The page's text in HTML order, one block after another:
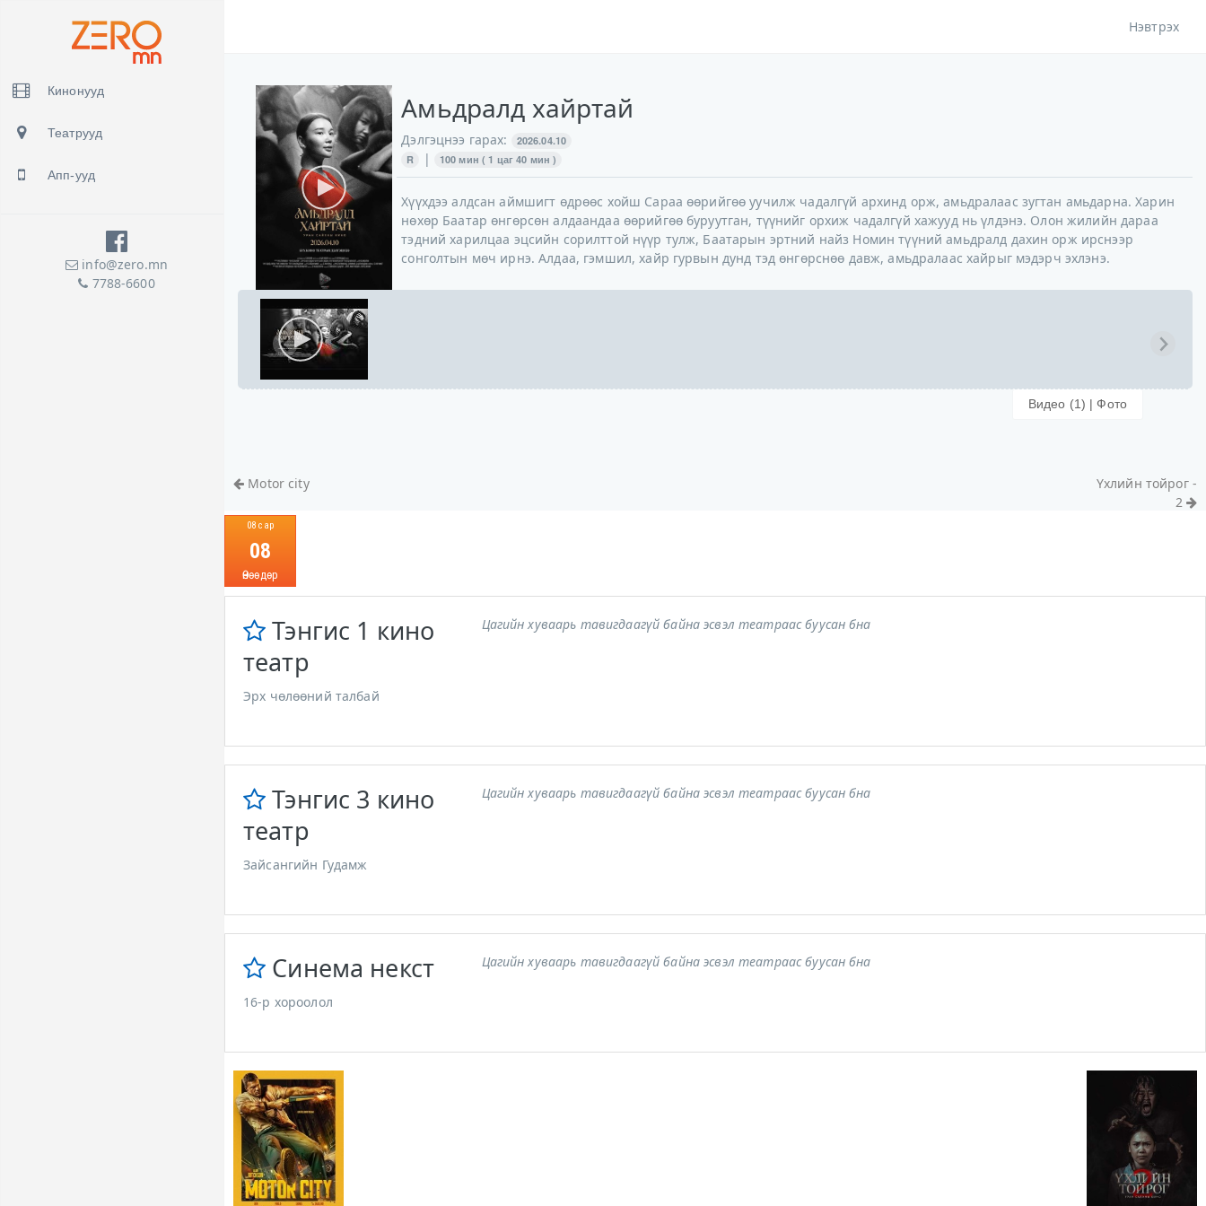
Кинонууд
Театрууд
Апп-ууд
info@zero.mn
7788-6600
Нэвтрэх
Амьдралд хайртай
Дэлгэцнээ гарах:
2026.04.10
R
| 100 мин ( 1 цаг 40 мин )
Хүүхдээ алдсан аймшигт өдрөөс хойш Сараа өөрийгөө уучилж чадалгүй архинд орж, амьдралаас зугтан амьдарна. Харин
нөхөр Баатар өнгөрсөн алдаандаа өөрийгөө буруутган, түүнийг орхиж чадалгүй хажууд нь үлдэнэ. Олон жилийн дараа
тэдний харилцаа эцсийн сорилттой нүүр тулж, Баатарын эртний найз Номин түүний амьдралд дахин орж ирснээр
сонголтын мөч ирнэ. Алдаа, гэмшил, хайр гурвын дунд тэд өнгөрснөө давж, амьдралаас хайрыг мэдэрч эхлэнэ.
Видео (1) | Фото
Motor city
Үхлийн тойрог -
2
08 сар
08
Өнөөдөр
Тэнгис 1 кино
театр
Эрх чөлөөний талбай
Цагийн хуваарь тавигдаагүй байна эсвэл театраас буусан бна
Тэнгис 3 кино
театр
Зайсангийн Гудамж
Цагийн хуваарь тавигдаагүй байна эсвэл театраас буусан бна
Синема некст
16-р хороолол
Цагийн хуваарь тавигдаагүй байна эсвэл театраас буусан бна